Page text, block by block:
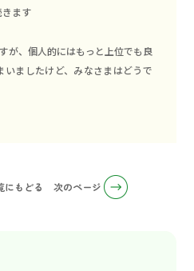
ます
が、個人的にはもっと上位でも良
いましたけど、みなさまはどうで
にもどる 次のページ